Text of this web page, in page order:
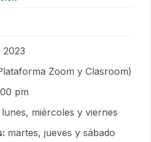
2023
Zoom y Clasroom)
pm
lunes, miércoles y viernes
martes, jueves y sábado